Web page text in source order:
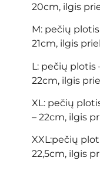
20cm, ilgis
M: pečių
21cm, ilgis
L: pečių plotis
22cm, ilgis
XL: pečių
– 22cm, ilgis
XXL:pečių
22,5cm, ilgis